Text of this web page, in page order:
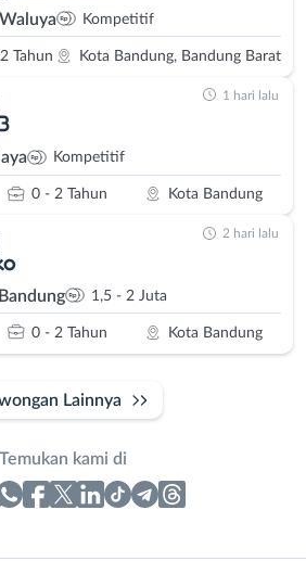
Kompetitif
Tahun Kota Bandung, Bandung Barat
Kompetitif
0 - 2 Tahun Kota Bandung
1 hari lalu
1,5 - 2 Juta
0 - 2 Tahun Kota Bandung
2 hari lalu
Lainnya
Temukan kami di